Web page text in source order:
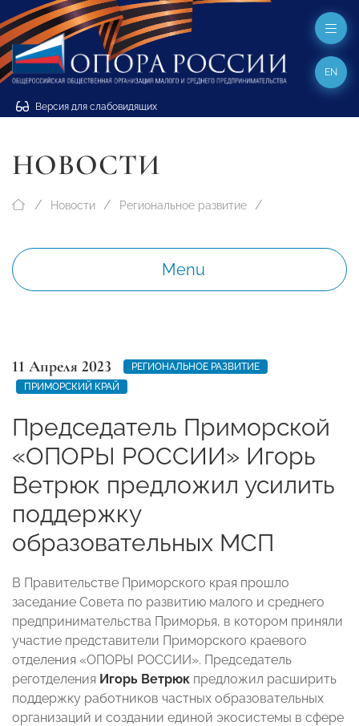
Версия для слабовидящих
EN
НОВОСТИ
Новости Региональное развитие
Menu
11 Апреля 2023
РЕГИОНАЛЬНОЕ РАЗВИТИЕ
ПРИМОРСКИЙ КРАЙ
Председатель Приморской
«ОПОРЫ РОССИИ» Игорь
Ветрюк предложил усилить
поддержку
образовательных МСП
В Правительстве Приморского края прошло
заседание Совета по развитию малого и среднего
предпринимательства Приморья, в котором приняли
участие представители Приморского краевого
отделения «ОПОРЫ РОССИИ». Председатель
реготделения Игорь Ветрюк предложил расширить
поддержку работников частных образовательных
организаций и создании единой экосистемы в сфере